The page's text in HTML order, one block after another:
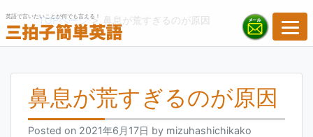
to
content
英語で言いたいことが何でも言える！
TOPページ> 鼻息が荒すぎるのが原因
鼻息が荒すぎるのが原因
Posted on 2021年6月17日 by mizuhashichikako